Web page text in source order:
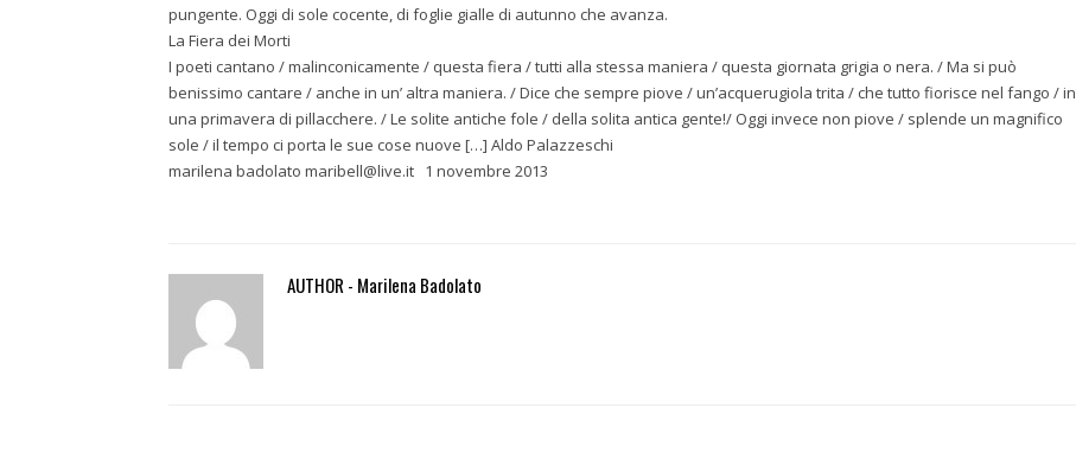
pungente. Oggi di sole cocente, di foglie gialle di autunno che avanza.
La Fiera dei Morti
I poeti cantano / malinconicamente / questa fiera / tutti alla stessa maniera / questa giornata grigia o nera. / Ma si può
benissimo cantare / anche in un’ altra maniera. / Dice che sempre piove / un’acquerugiola trita / che tutto fiorisce nel fango / in
una primavera di pillacchere. / Le solite antiche fole / della solita antica gente!/ Oggi invece non piove / splende un magnifico
sole / il tempo ci porta le sue cose nuove […] Aldo Palazzeschi
marilena badolato maribell@live.it 1 novembre 2013
AUTHOR - Marilena Badolato